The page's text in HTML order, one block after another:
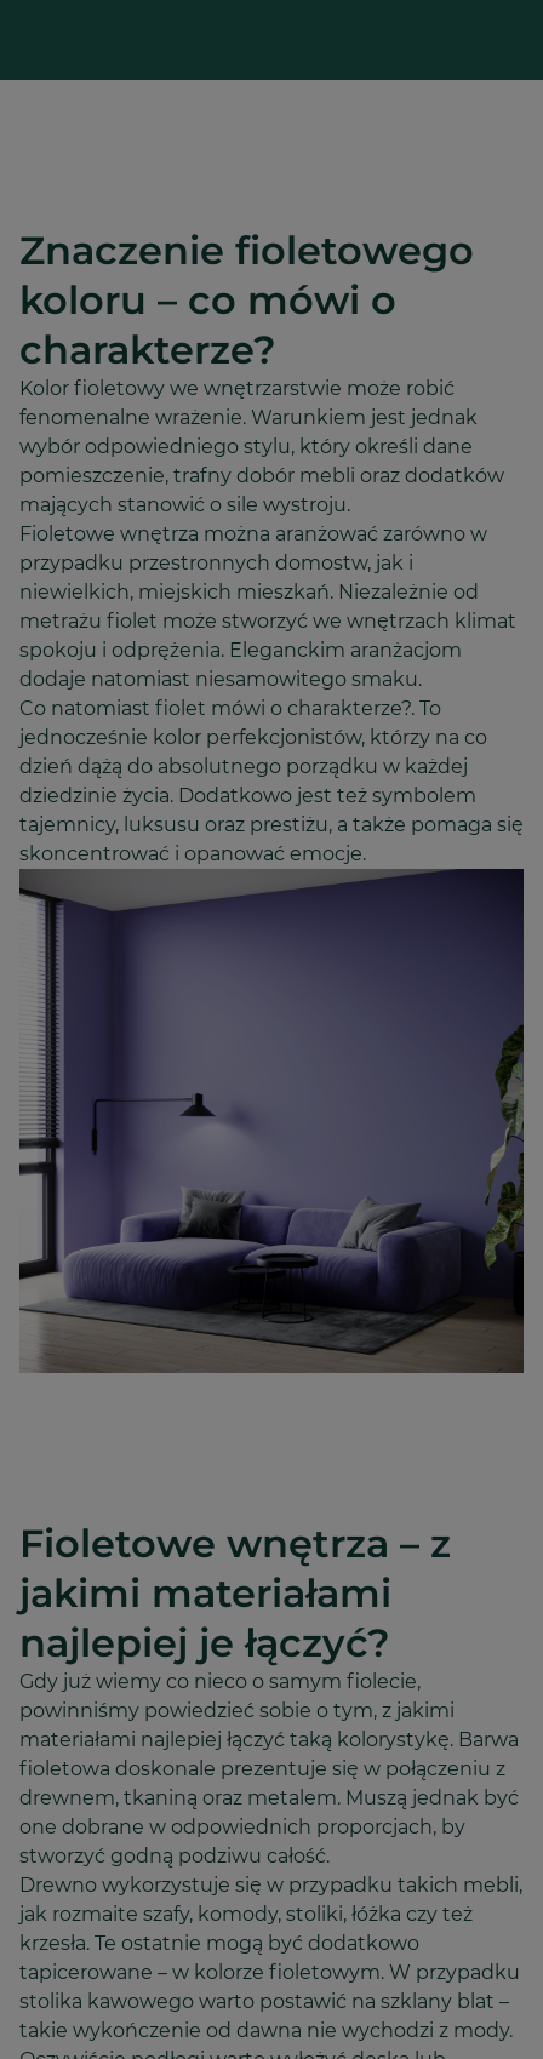
Znaczenie fioletowego
koloru – co mówi o
charakterze?
Kolor fioletowy we wnętrzarstwie może robić
fenomenalne wrażenie. Warunkiem jest jednak
wybór odpowiedniego stylu, który określi dane
pomieszczenie, trafny dobór mebli oraz dodatków
mających stanowić o sile wystroju.
Fioletowe wnętrza można aranżować zarówno w
przypadku przestronnych domostw, jak i
niewielkich, miejskich mieszkań. Niezależnie od
metrażu fiolet może stworzyć we wnętrzach klimat
spokoju i odprężenia. Eleganckim aranżacjom
dodaje natomiast niesamowitego smaku.
Co natomiast fiolet mówi o charakterze?. To
jednocześnie kolor perfekcjonistów, którzy na co
dzień dążą do absolutnego porządku w każdej
dziedzinie życia. Dodatkowo jest też symbolem
tajemnicy, luksusu oraz prestiżu, a także pomaga się
skoncentrować i opanować emocje.
Fioletowe wnętrza – z
jakimi materiałami
najlepiej je łączyć?
Gdy już wiemy co nieco o samym fiolecie,
powinniśmy powiedzieć sobie o tym, z jakimi
materiałami najlepiej łączyć taką kolorystykę. Barwa
fioletowa doskonale prezentuje się w połączeniu z
drewnem, tkaniną oraz metalem. Muszą jednak być
one dobrane w odpowiednich proporcjach, by
stworzyć godną podziwu całość.
Drewno wykorzystuje się w przypadku takich mebli,
jak rozmaite szafy, komody, stoliki, łóżka czy też
krzesła. Te ostatnie mogą być dodatkowo
tapicerowane – w kolorze fioletowym. W przypadku
stolika kawowego warto postawić na szklany blat –
takie wykończenie od dawna nie wychodzi z mody.